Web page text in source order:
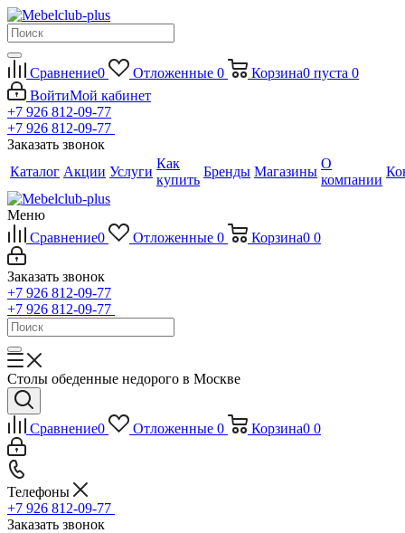
Сравнение0 Отложенные 0 Корзина0 пуста 0
ВойтиМой кабинет
+7 926 812-09-77
+7 926 812-09-77
Заказать звонок
Каталог Акции Услуги
Как
купить
Бренды Магазины
О
компании
Меню
Сравнение0 Отложенные 0 Корзина0 0
Заказать звонок
+7 926 812-09-77
+7 926 812-09-77
Столы обеденные недорого в Москве
Сравнение0 Отложенные 0 Корзина0 0
Телефоны
+7 926 812-09-77
Заказать звонок